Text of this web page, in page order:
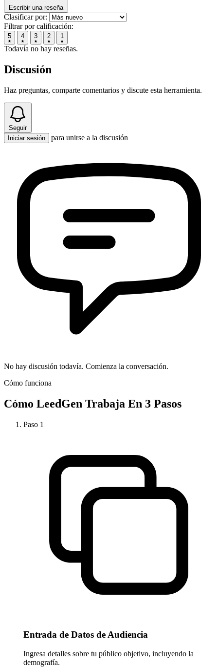
Escribir una reseña
Clasificar por:
Filtrar por calificación:
5 4 3 2 1
Todavía no hay reseñas.
Discusión
Haz preguntas, comparte comentarios y discute esta herramienta.
Seguir
Iniciar sesión
para unirse a la discusión
No hay discusión todavía. Comienza la conversación.
Cómo funciona
Cómo LeedGen Trabaja En 3 Pasos
Paso 1
Entrada de Datos de Audiencia
Ingresa detalles sobre tu público objetivo, incluyendo la
demografía.